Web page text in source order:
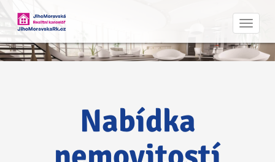
Nabídka